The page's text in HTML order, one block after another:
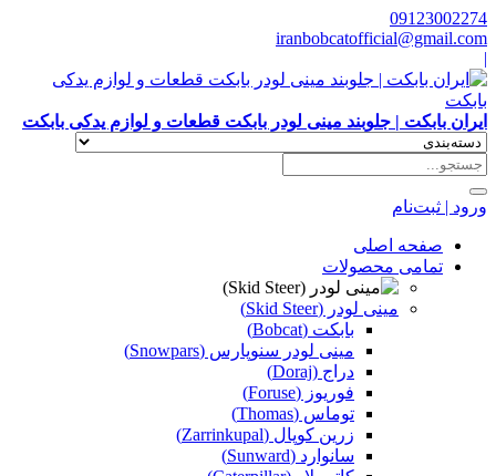
09123002274
iranbobcatofficial@gmail.com
|
ایران بابکت | جلوبند مینی لودر بابکت قطعات و لوازم یدکی بابکت
ورود | ثبت‌نام
صفحه اصلی
تمامی محصولات
مینی لودر (Skid Steer)
بابکت (Bobcat)
مینی لودر سنوپارس (Snowpars)
دراج (Doraj)
فوریوز (Foruse)
توماس (Thomas)
زرین کوپال (Zarrinkupal)
سانوارد (Sunward)